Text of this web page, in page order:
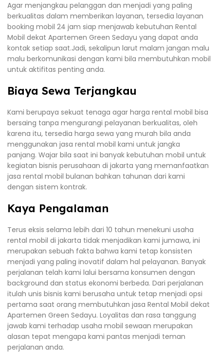
Agar menjangkau pelanggan dan menjadi yang paling
berkualitas dalam memberikan layanan, tersedia layanan
booking mobil 24 jam siap menjawab kebutuhan Rental
Mobil dekat Apartemen Green Sedayu yang dapat anda
kontak setiap saat.Jadi, sekalipun larut malam jangan malu
malu berkomunikasi dengan kami bila membutuhkan mobil
untuk aktifitas penting anda.
Biaya Sewa Terjangkau
Kami berupaya sekuat tenaga agar harga rental mobil bisa
bersaing tanpa mengurangi pelayanan berkualitas, oleh
karena itu, tersedia harga sewa yang murah bila anda
menggunakan jasa rental mobil kami untuk jangka
panjang. Wajar bila saat ini banyak kebutuhan mobil untuk
kegiatan bisnis perusahaan di jakarta yang memanfaatkan
jasa rental mobil bulanan bahkan tahunan dari kami
dengan sistem kontrak.
Kaya Pengalaman
Terus eksis selama lebih dari 10 tahun menekuni usaha
rental mobil di jakarta tidak menjadikan kami jumawa, ini
merupakan sebuah fakta bahwa kami tetap konsisten
menjadi yang paling inovatif dalam hal pelayanan. Banyak
perjalanan telah kami lalui bersama konsumen dengan
background dan status ekonomi berbeda. Dari perjalanan
itulah unis bisnis kami berusaha untuk tetap menjadi opsi
pertama saat orang membutuhkan jasa Rental Mobil dekat
Apartemen Green Sedayu. Loyalitas dan rasa tanggung
jawab kami terhadap usaha mobil sewaan merupakan
alasan tepat mengapa kami pantas menjadi teman
perjalanan anda.